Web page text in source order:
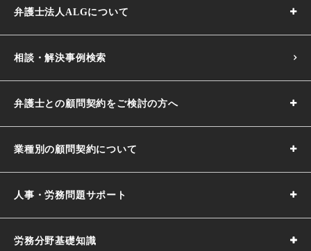
弁護士法人ALGについて
相談・解決事例検索
弁護士との顧問契約をご検討の方へ
業種別の顧問契約について
人事・労務問題サポート
労務分野基礎知識